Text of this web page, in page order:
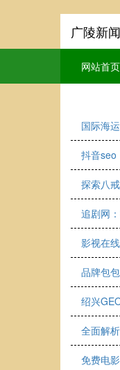
广陵新
网站首页
国际海
抖音seo
探索八
追剧网
影视在
品牌包
绍兴
全面解
免费电